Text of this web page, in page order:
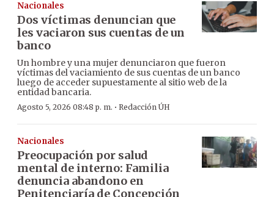
Nacionales
Dos víctimas denuncian que
les vaciaron sus cuentas de un
banco
Un hombre y una mujer denunciaron que fueron
víctimas del vaciamiento de sus cuentas de un banco
luego de acceder supuestamente al sitio web de la
entidad bancaria.
Agosto 5, 2026 08:48 p. m. · Redacción ÚH
Nacionales
Preocupación por salud
mental de interno: Familia
denuncia abandono en
Penitenciaría de Concepción